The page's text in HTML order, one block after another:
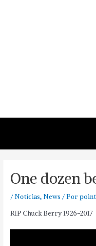
One dozen
/Noticias,News / Por
RIP Chuck Berry 1926-2017